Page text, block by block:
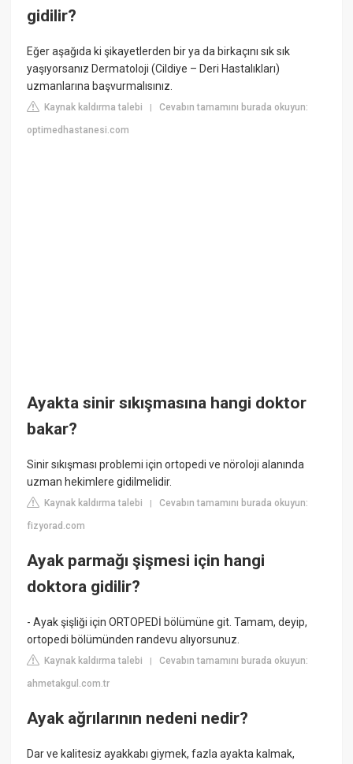
gidilir?
Eğer aşağıda ki şikayetlerden bir ya da birkaçını sık sık
yaşıyorsanız Dermatoloji (Cildiye – Deri Hastalıkları)
uzmanlarına başvurmalısınız.
Kaynak kaldırma talebi |Cevabın tamamını burada okuyun:
optimedhastanesi.com
Ayakta sinir sıkışmasına hangi doktor
bakar?
Sinir sıkışması problemi için ortopedi ve nöroloji alanında
uzman hekimlere gidilmelidir.
Kaynak kaldırma talebi |Cevabın tamamını burada okuyun:
fizyorad.com
Ayak parmağı şişmesi için hangi
doktora gidilir?
- Ayak şişliği için ORTOPEDİ bölümüne git. Tamam, deyip,
ortopedi bölümünden randevu alıyorsunuz.
Kaynak kaldırma talebi |Cevabın tamamını burada okuyun:
ahmetakgul.com.tr
Ayak ağrılarının nedeni nedir?
Dar ve kalitesiz ayakkabı giymek, fazla ayakta kalmak,